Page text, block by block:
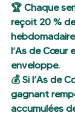
🏆 Chaque
reçoit 20 %
l’As de Cœur
enveloppe.
💰 Si l’As de
gagnant
accumulées